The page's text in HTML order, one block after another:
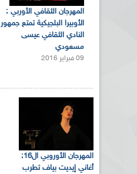
المهرجان الثقافي الأوربي :
الأوبيرا البلجيكية تمتع جمهور
النادي الثقافي عيسى
مسعودي
09 فبراير 2016
المهرجان الأوروبي ال16:
أغاني إيديت بياف تطرب